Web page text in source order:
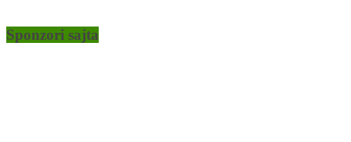
Sponzori sajta